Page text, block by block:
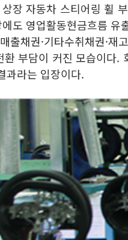
장 자동차 스티어링 휠
도 영업활동현금흐름 유
출채권·기타수취채권·재
부담이 커진 모습이다.
과라는 입장이다.